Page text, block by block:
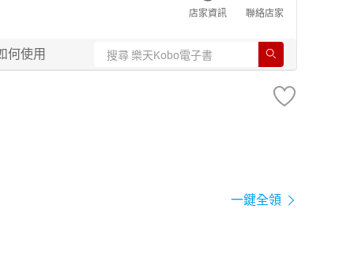
店家資訊 聯絡店家
何使用
一鍵全領